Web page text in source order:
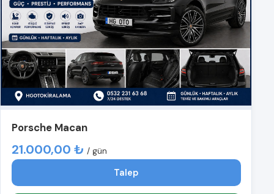
Porsche Macan
21.000,00 ₺ / gün
Talep